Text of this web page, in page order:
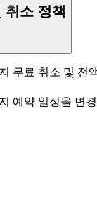
취소 정책
무료 취소 및 전
예약 일정을 변